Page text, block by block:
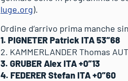
luge.org).
Ordine d’arrivo prima manche
1. PIGNETER Patrick ITA 53″68
2. KAMMERLANDER Thomas
3. GRUBER Alex ITA +0″13
4. FEDERER Stefan ITA +0″60